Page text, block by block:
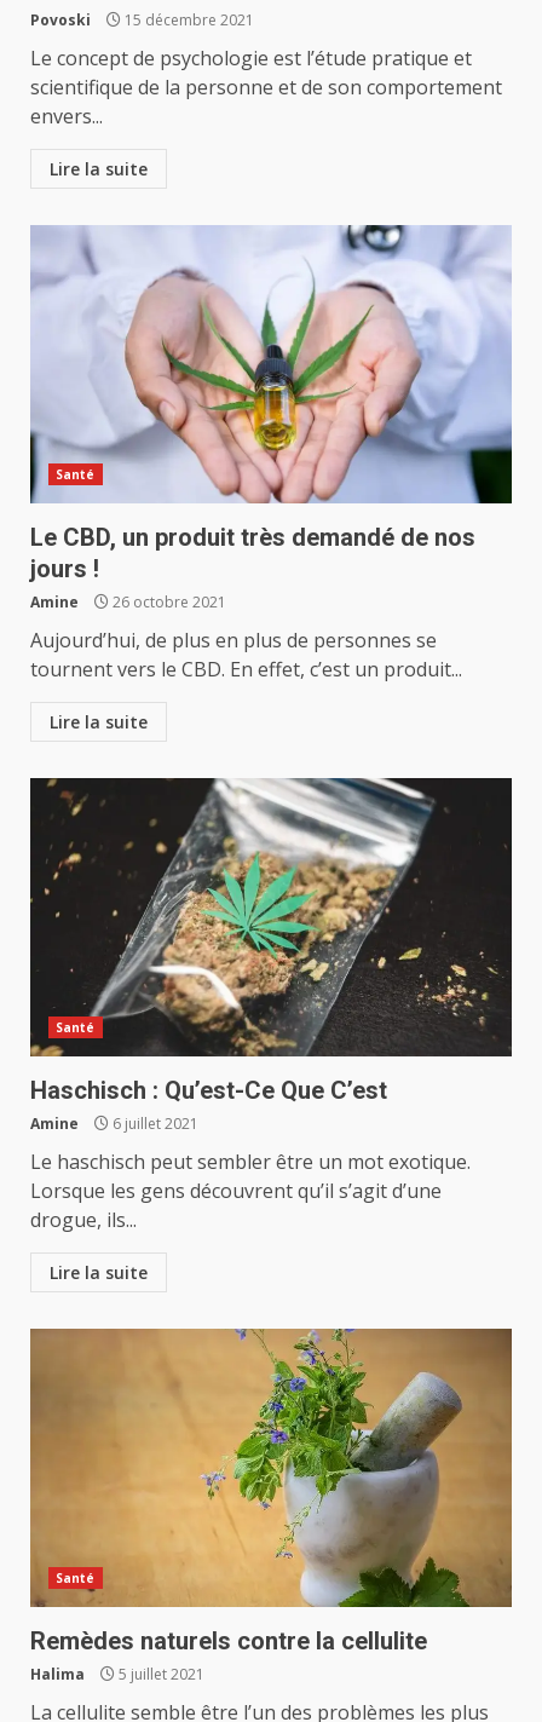
Povoski 15 décembre 2021
Le concept de psychologie est l’étude pratique et
scientifique de la personne et de son comportement
envers...
Lire la suite
Santé
Le CBD, un produit très demandé de nos
jours !
Amine 26 octobre 2021
Aujourd’hui, de plus en plus de personnes se
tournent vers le CBD. En effet, c’est un produit...
Lire la suite
Santé
Haschisch : Qu’est-Ce Que C’est
Amine 6 juillet 2021
Le haschisch peut sembler être un mot exotique.
Lorsque les gens découvrent qu’il s’agit d’une
drogue, ils...
Lire la suite
Santé
Remèdes naturels contre la cellulite
Halima 5 juillet 2021
La cellulite semble être l’un des problèmes les plus